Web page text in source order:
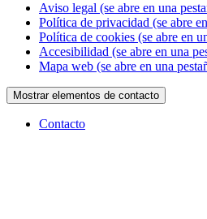
Aviso legal (se abre en una
Política de privacidad (se abre
Política de cookies (se abre en
Accesibilidad (se abre en una
Mapa web (se abre en una
Mostrar elementos de contacto
Contacto